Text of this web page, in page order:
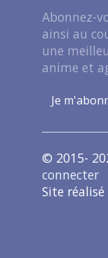
Abonnez-
ainsi au
une
anime et
Je
© 2015-
connecter
Site